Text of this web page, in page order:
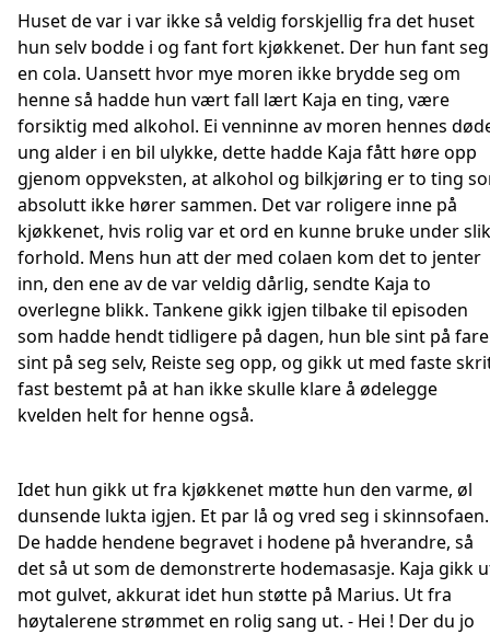
Huset de var i var ikke så veldig forskjellig fra det huset
hun selv bodde i og fant fort kjøkkenet. Der hun fant seg
en cola. Uansett hvor mye moren ikke brydde seg om
henne så hadde hun vært fall lært Kaja en ting, være
forsiktig med alkohol. Ei venninne av moren hennes
ung alder i en bil ulykke, dette hadde Kaja fått høre opp
gjenom oppveksten, at alkohol og bilkjøring er to ting
absolutt ikke hører sammen. Det var roligere inne på
kjøkkenet, hvis rolig var et ord en kunne bruke under
forhold. Mens hun att der med colaen kom det to jenter
inn, den ene av de var veldig dårlig, sendte Kaja to
overlegne blikk. Tankene gikk igjen tilbake til episoden
som hadde hendt tidligere på dagen, hun ble sint på
sint på seg selv, Reiste seg opp, og gikk ut med faste
fast bestemt på at han ikke skulle klare å ødelegge
kvelden helt for henne også.
Idet hun gikk ut fra kjøkkenet møtte hun den varme, øl
dunsende lukta igjen. Et par lå og vred seg i skinnsofaen.
De hadde hendene begravet i hodene på hverandre, så
det så ut som de demonstrerte hodemasasje. Kaja gikk
mot gulvet, akkurat idet hun støtte på Marius. Ut fra
høytalerene strømmet en rolig sang ut. - Hei ! Der du jo